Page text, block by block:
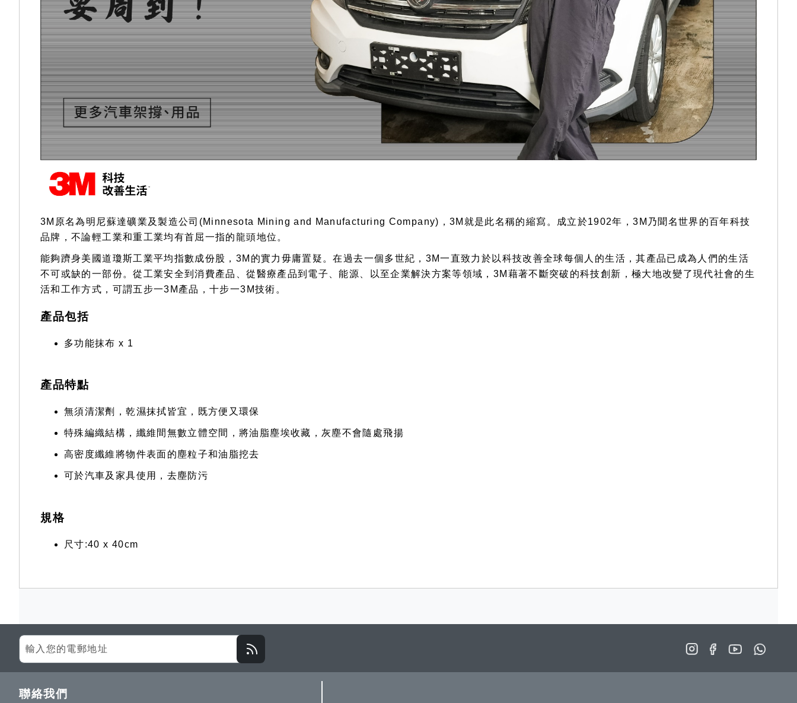
3M原名為明尼蘇達礦業及製造公司(Minnesota Mining and Manufacturing Company)，3M就是此名稱的縮寫。成立於1902年，3M乃聞名世界的百年科技
品牌，不論輕工業和重工業均有首屈一指的龍頭地位。
能夠躋身美國道瓊斯工業平均指數成份股，3M的實力毋庸置疑。在過去一個多世紀，3M一直致力於以科技改善全球每個人的生活，其產品已成為人們的生活
不可或缺的一部份。從工業安全到消費產品、從醫療產品到電子、能源、以至企業解決方案等領域，3M藉著不斷突破的科技創新，極大地改變了現代社會的生
活和工作方式，可謂五步一3M產品，十步一3M技術。
產品包括
多功能抹布 x 1
產品特點
無須清潔劑，乾濕抹拭皆宜，既方便又環保
特殊編織結構，纖維間無數立體空間，將油脂塵埃收藏，灰塵不會隨處飛揚
高密度纖維將物件表面的塵粒子和油脂挖去
可於汽車及家具使用，去塵防污
規格
尺寸:40 x 40cm
Sign
Up
for
Our
聯絡我們